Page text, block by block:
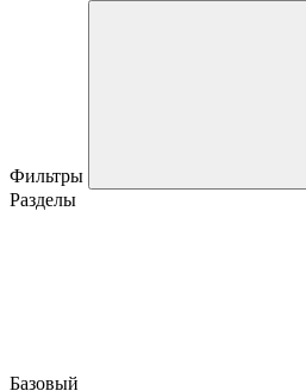
Фильтры
Разделы
Базовый